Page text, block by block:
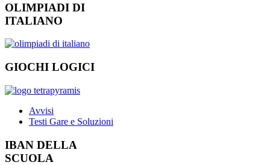
OLIMPIADI DI
ITALIANO
GIOCHI LOGICI
Avvisi
Testi Gare e Soluzioni
IBAN DELLA
SCUOLA